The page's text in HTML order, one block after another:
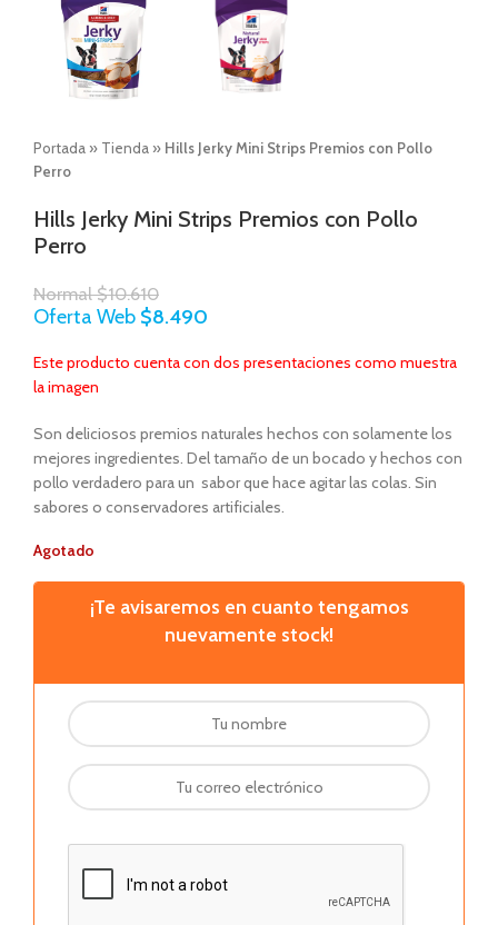
Portada » Tienda » Hills Jerky Mini Strips Premios con Pollo
Perro
Hills Jerky Mini Strips Premios con Pollo
Perro
Normal$10.610
Oferta Web $8.490
Este producto cuenta con dos presentaciones como muestra
la imagen
Son deliciosos premios naturales hechos con solamente los
mejores ingredientes. Del tamaño de un bocado y hechos con
pollo verdadero para un sabor que hace agitar las colas. Sin
sabores o conservadores artificiales.
Agotado
¡Te avisaremos en cuanto tengamos
nuevamente stock!